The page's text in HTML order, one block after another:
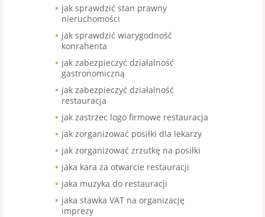
jak sprawdzić stan prawny
nieruchomości
jak sprawdzić wiarygodność
konrahenta
jak zabezpieczyć działalność
gastronomiczną
jak zabezpieczyć działalność
restauracja
jak zastrzec logo firmowe restauracja
jak zorganizować posiłki dla lekarzy
jak zorganizować zrzutkę na posiłki
jaka kara za otwarcie restauracji
jaka muzyka do restauracji
jaka stawka VAT na organizację
imprezy